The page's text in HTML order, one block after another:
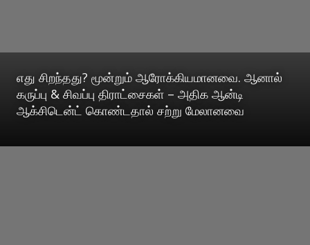
எது சிறந்தது? மூன்றும் ஆரோக்கியமானவை. ஆனால்
கருப்பு & சிவப்பு திராட்சைகள் – அதிக ஆன்டி
ஆக்சிடென்ட் கொண்டதால் சற்று மேலானவை